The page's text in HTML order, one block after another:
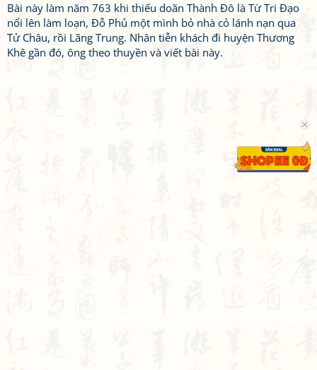
Bài này làm năm 763 khi thiếu doãn Thành Đô là Từ Tri Đạo
nổi lên làm loạn, Đỗ Phủ một mình bỏ nhà cỏ lánh nạn qua
Tử Châu, rồi Lãng Trung. Nhân tiễn khách đi huyện Thương
Khê gần đó, ông theo thuyền và viết bài này.